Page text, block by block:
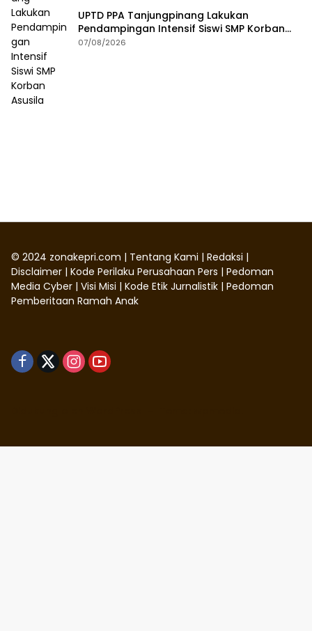
UPTD PPA Tanjungpinang Lakukan
Pendampingan Intensif Siswi SMP Korban
Asusila
07/08/2026
© 2024 zonakepri.com | Tentang Kami | Redaksi |
Disclaimer | Kode Perilaku Perusahaan Pers | Pedoman
Media Cyber | Visi Misi | Kode Etik Jurnalistik | Pedoman
Pemberitaan Ramah Anak